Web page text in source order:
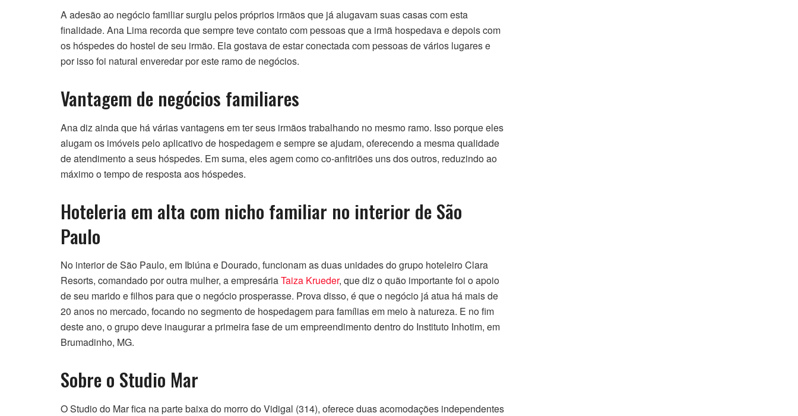
A adesão ao negócio familiar surgiu pelos próprios irmãos que já alugavam suas casas com esta
finalidade. Ana Lima recorda que sempre teve contato com pessoas que a irmã hospedava e depois com
os hóspedes do hostel de seu irmão. Ela gostava de estar conectada com pessoas de vários lugares e
por isso foi natural enveredar por este ramo de negócios.
Vantagem de negócios familiares
Ana diz ainda que há várias vantagens em ter seus irmãos trabalhando no mesmo ramo. Isso porque eles
alugam os imóveis pelo aplicativo de hospedagem e sempre se ajudam, oferecendo a mesma qualidade
de atendimento a seus hóspedes. Em suma, eles agem como co-anfitriões uns dos outros, reduzindo ao
máximo o tempo de resposta aos hóspedes.
Hoteleria em alta com nicho familiar no interior de São
Paulo
No interior de São Paulo, em Ibiúna e Dourado, funcionam as duas unidades do grupo hoteleiro Clara
Resorts, comandado por outra mulher, a empresáriaTaiza Krueder, que diz o quão importante foi o apoio
de seu marido e filhos para que o negócio prosperasse. Prova disso, é que o negócio já atua há mais de
20 anos no mercado, focando no segmento de hospedagem para famílias em meio à natureza. E no fim
deste ano, o grupo deve inaugurar a primeira fase de um empreendimento dentro do Instituto Inhotim, em
Brumadinho, MG.
Sobre o Studio Mar
O Studio do Mar fica na parte baixa do morro do Vidigal (314), oferece duas acomodações independentes